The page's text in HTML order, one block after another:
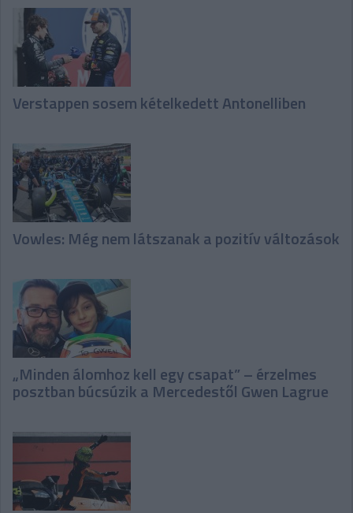
Verstappen sosem kételkedett Antonelliben
Vowles: Még nem látszanak a pozitív változások
„Minden álomhoz kell egy csapat” – érzelmes
posztban búcsúzik a Mercedestől Gwen Lagrue